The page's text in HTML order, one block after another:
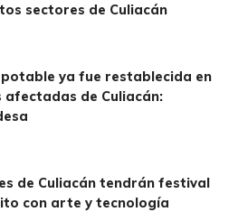
sectores de Culiacán
ya fue restablecida en
afectadas de Culiacán:
de Culiacán tendrán festival
con arte y tecnología